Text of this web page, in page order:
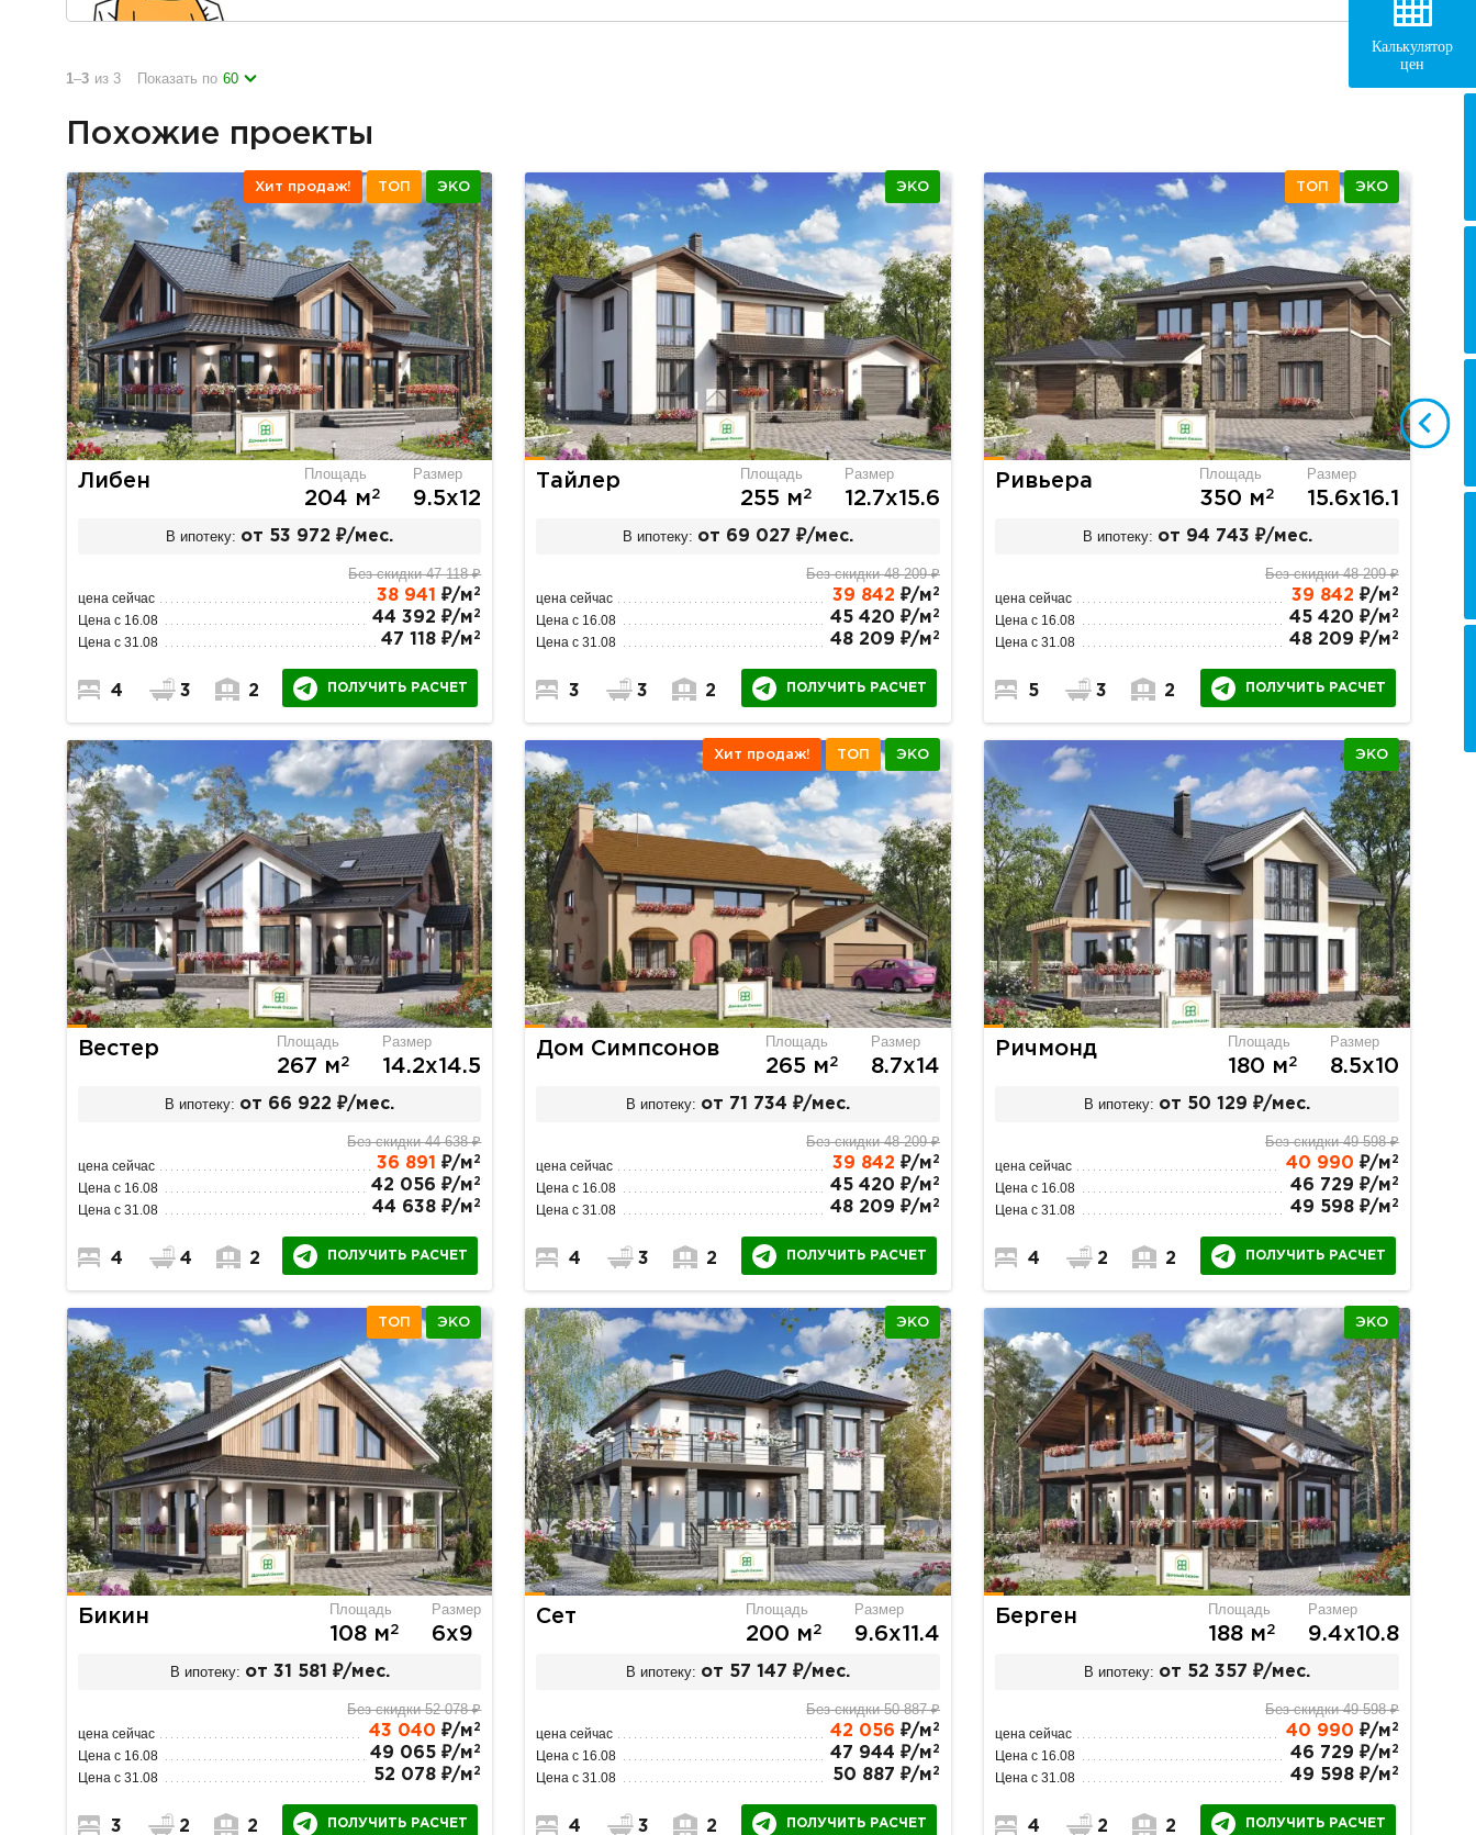
1–3 из 3 Показать по 60
Похожие проекты
Хит продаж! ТОП ЭКО
Либен Площадь
204 м2
Размер
9.5х12
В ипотеку: от 53 972 ₽/мес.
Без скидки 47 118 ₽
цена сейчас 38 941 ₽/м 2
Цена с 16.08 44 392 ₽/м 2
Цена с 31.08 47 118 ₽/м 2
4 3 2 ПОЛУЧИТЬ РАСЧЕТ
ЭКО
Тайлер Площадь
255 м2
Размер
12.7х15.6
В ипотеку: от 69 027 ₽/мес.
Без скидки 48 209 ₽
цена сейчас 39 842 ₽/м 2
Цена с 16.08 45 420 ₽/м 2
Цена с 31.08 48 209 ₽/м 2
3 3 2 ПОЛУЧИТЬ РАСЧЕТ
ТОП ЭКО
Ривьера Площадь
350 м2
Размер
15.6х16.1
В ипотеку: от 94 743 ₽/мес.
Без скидки 48 209 ₽
цена сейчас 39 842 ₽/м 2
Цена с 16.08 45 420 ₽/м 2
Цена с 31.08 48 209 ₽/м 2
5 3 2 ПОЛУЧИТЬ РАСЧЕТ
Вестер Площадь
267 м2
Размер
14.2х14.5
В ипотеку: от 66 922 ₽/мес.
Без скидки 44 638 ₽
цена сейчас 36 891 ₽/м 2
Цена с 16.08 42 056 ₽/м 2
Цена с 31.08 44 638 ₽/м 2
4 4 2 ПОЛУЧИТЬ РАСЧЕТ
Хит продаж! ТОП ЭКО
Дом Симпсонов Площадь
265 м2
Размер
8.7х14
В ипотеку: от 71 734 ₽/мес.
Без скидки 48 209 ₽
цена сейчас 39 842 ₽/м 2
Цена с 16.08 45 420 ₽/м 2
Цена с 31.08 48 209 ₽/м 2
4 3 2 ПОЛУЧИТЬ РАСЧЕТ
ЭКО
Ричмонд Площадь
180 м2
Размер
8.5х10
В ипотеку: от 50 129 ₽/мес.
Без скидки 49 598 ₽
цена сейчас 40 990 ₽/м 2
Цена с 16.08 46 729 ₽/м 2
Цена с 31.08 49 598 ₽/м 2
4 2 2 ПОЛУЧИТЬ РАСЧЕТ
ТОП ЭКО
Бикин Площадь
108 м2
Размер
6х9
В ипотеку: от 31 581 ₽/мес.
Без скидки 52 078 ₽
цена сейчас 43 040 ₽/м 2
Цена с 16.08 49 065 ₽/м 2
Цена с 31.08 52 078 ₽/м 2
3 2 2 ПОЛУЧИТЬ РАСЧЕТ
ЭКО
Сет Площадь
200 м2
Размер
9.6х11.4
В ипотеку: от 57 147 ₽/мес.
Без скидки 50 887 ₽
цена сейчас 42 056 ₽/м 2
Цена с 16.08 47 944 ₽/м 2
Цена с 31.08 50 887 ₽/м 2
4 3 2 ПОЛУЧИТЬ РАСЧЕТ
ЭКО
Берген Площадь
188 м2
Размер
9.4х10.8
В ипотеку: от 52 357 ₽/мес.
Без скидки 49 598 ₽
цена сейчас 40 990 ₽/м 2
Цена с 16.08 46 729 ₽/м 2
Цена с 31.08 49 598 ₽/м 2
4 2 2 ПОЛУЧИТЬ РАСЧЕТ
Калькулятор
цен